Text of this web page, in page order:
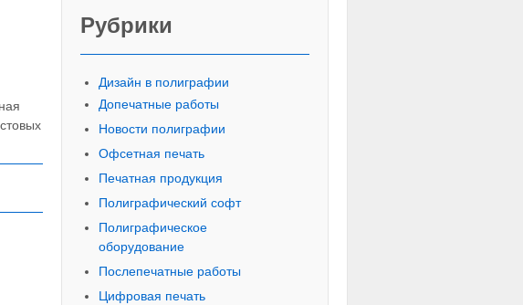
Рубрики
Дизайн в полиграфии
Допечатные работы
Новости полиграфии
Офсетная печать
Печатная продукция
Полиграфический софт
Полиграфическое
оборудование
Послепечатные работы
Цифровая печать